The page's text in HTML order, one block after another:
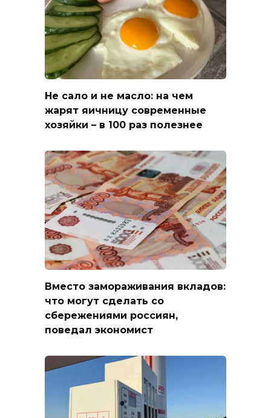
Не сало и не масло: на чем
жарят яичницу современные
хозяйки – в 100 раз полезнее
Вместо замораживания вкладов:
что могут сделать со
сбережениями россиян,
поведал экономист